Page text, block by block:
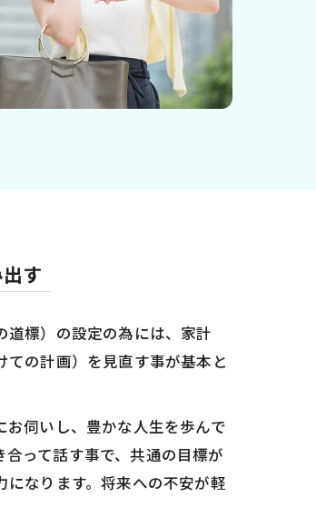
す
標）の設定の為には、家計
ての計画）を見直す事が基本と
伺いし、豊かな人生を歩んで
って話す事で、共通の目標が
なります。将来への不安が軽